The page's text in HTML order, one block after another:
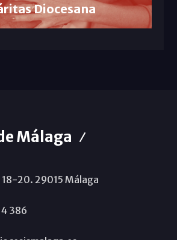
Diocesana
Málaga
20. 29015 Málaga
386